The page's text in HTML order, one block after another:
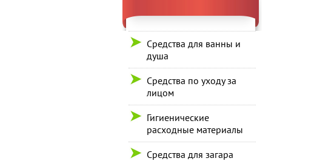
Средства для ванны и
душа
Средства по уходу за
лицом
Гигиенические
расходные материалы
Средства для загара